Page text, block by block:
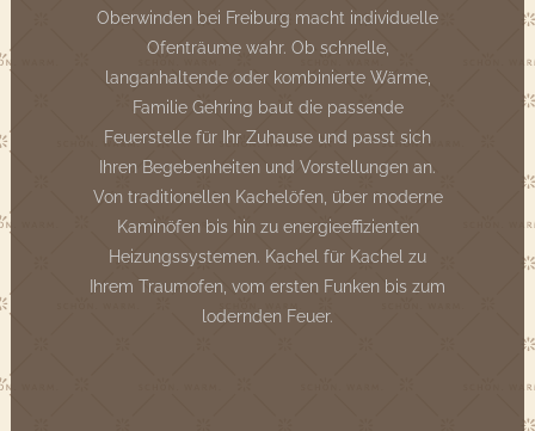
Oberwinden bei Freiburg macht individuelle
Ofenträume wahr. Ob schnelle,
langanhaltende oder kombinierte Wärme,
Familie Gehring baut die passende
Feuerstelle für Ihr Zuhause und passt sich
Ihren Begebenheiten und Vorstellungen an.
Von traditionellen Kachelöfen, über moderne
Kaminöfen bis hin zu energieeffizienten
Heizungssystemen. Kachel für Kachel zu
Ihrem Traumofen, vom ersten Funken bis zum
lodernden Feuer.